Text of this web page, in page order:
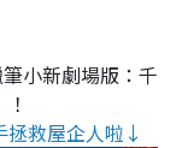
小新劇場版：千
拯救屋企人啦↓